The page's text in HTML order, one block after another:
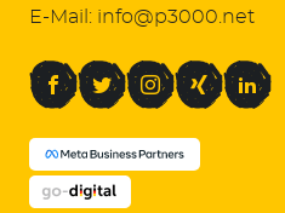
E-Mail: info@p3000.net
FacebookTwitterInstagramXing LinkedIn